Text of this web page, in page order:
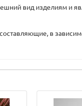
вид изделиям и
в